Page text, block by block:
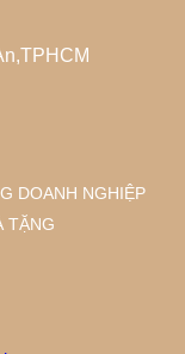
DOANH NGHIỆP
TẶNG